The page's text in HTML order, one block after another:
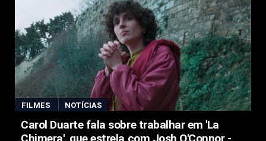
FILMES NOTÍCIAS
Carol Duarte fala sobre trabalhar em 'La